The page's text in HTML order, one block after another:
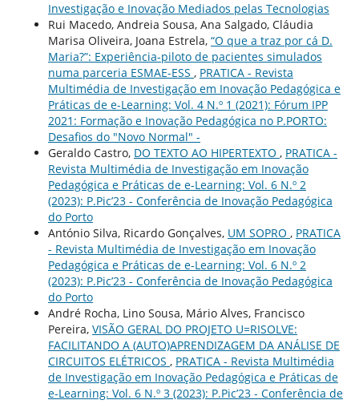
Investigação e Inovação Mediados pelas Tecnologias
Rui Macedo, Andreia Sousa, Ana Salgado, Cláudia
Marisa Oliveira, Joana Estrela, “O que a traz por cá D.
Maria?”: Experiência-piloto de pacientes simulados
numa parceria ESMAE-ESS , PRATICA - Revista
Multimédia de Investigação em Inovação Pedagógica e
Práticas de e-Learning: Vol. 4 N.º 1 (2021): Fórum IPP
2021: Formação e Inovação Pedagógica no P.PORTO:
Desafios do "Novo Normal" -
Geraldo Castro, DO TEXTO AO HIPERTEXTO , PRATICA -
Revista Multimédia de Investigação em Inovação
Pedagógica e Práticas de e-Learning: Vol. 6 N.º 2
(2023): P.Pic’23 - Conferência de Inovação Pedagógica
do Porto
António Silva, Ricardo Gonçalves, UM SOPRO , PRATICA
- Revista Multimédia de Investigação em Inovação
Pedagógica e Práticas de e-Learning: Vol. 6 N.º 2
(2023): P.Pic’23 - Conferência de Inovação Pedagógica
do Porto
André Rocha, Lino Sousa, Mário Alves, Francisco
Pereira, VISÃO GERAL DO PROJETO U=RISOLVE:
FACILITANDO A (AUTO)APRENDIZAGEM DA ANÁLISE DE
CIRCUITOS ELÉTRICOS , PRATICA - Revista Multimédia
de Investigação em Inovação Pedagógica e Práticas de
e-Learning: Vol. 6 N.º 3 (2023): P.Pic’23 - Conferência de